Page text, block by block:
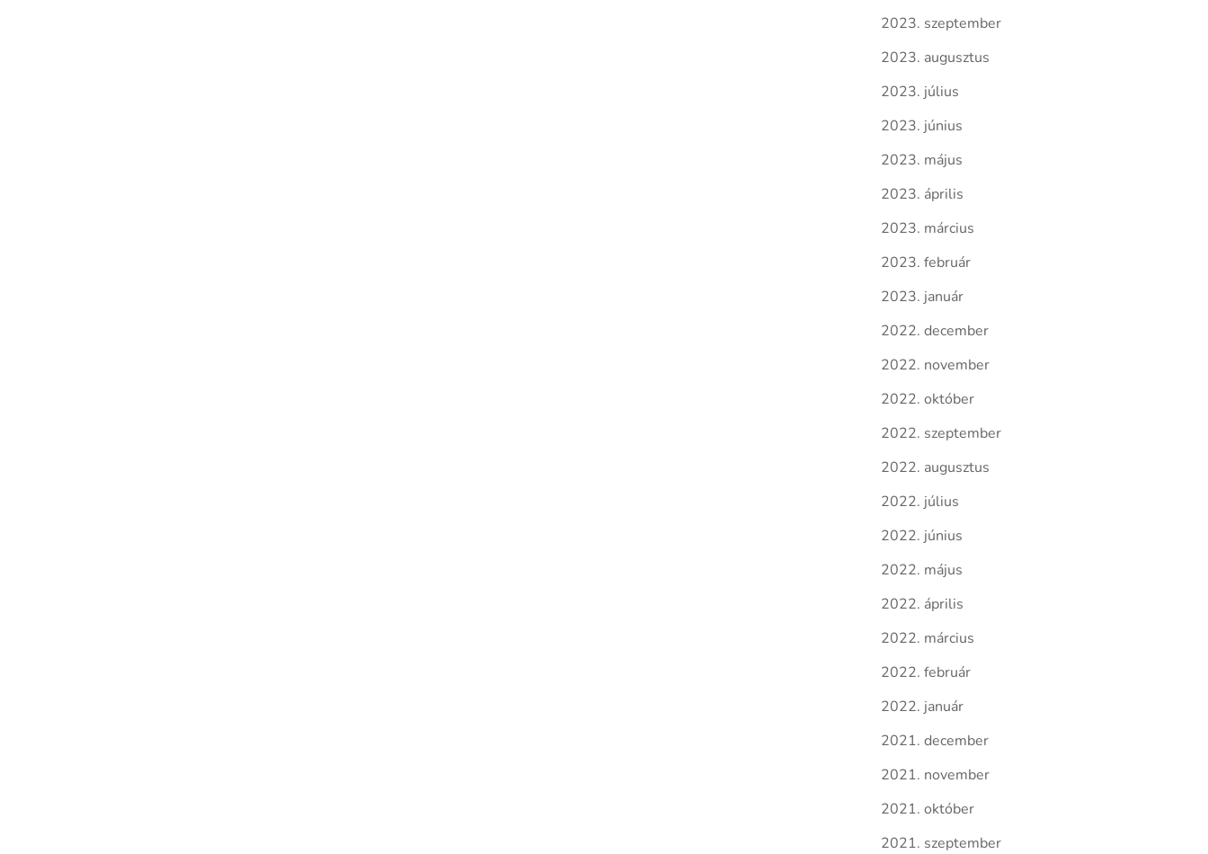
2023. szeptember
2023. augusztus
2023. július
2023. június
2023. május
2023. április
2023. március
2023. február
2023. január
2022. december
2022. november
2022. október
2022. szeptember
2022. augusztus
2022. július
2022. június
2022. május
2022. április
2022. március
2022. február
2022. január
2021. december
2021. november
2021. október
2021. szeptember